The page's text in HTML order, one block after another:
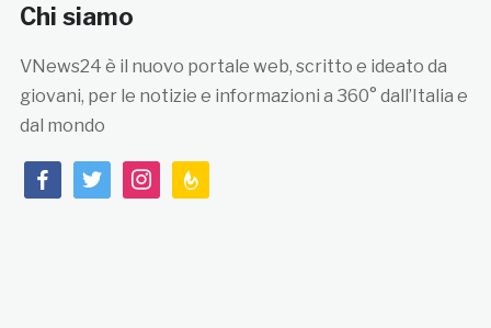
Chi siamo
VNews24 è il nuovo portale web, scritto e ideato da
giovani, per le notizie e informazioni a 360° dall’Italia e
dal mondo
facebooktwitterinstagramfeedburner